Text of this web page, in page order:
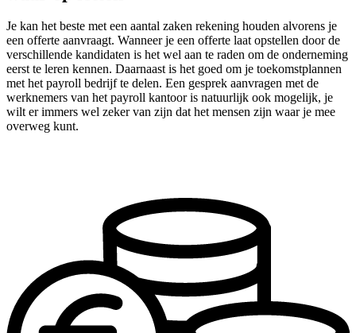
Je kan het beste met een aantal zaken rekening houden alvorens je
een offerte aanvraagt. Wanneer je een offerte laat opstellen door de
verschillende kandidaten is het wel aan te raden om de onderneming
eerst te leren kennen. Daarnaast is het goed om je toekomstplannen
met het payroll bedrijf te delen. Een gesprek aanvragen met de
werknemers van het payroll kantoor is natuurlijk ook mogelijk, je
wilt er immers wel zeker van zijn dat het mensen zijn waar je mee
overweg kunt.